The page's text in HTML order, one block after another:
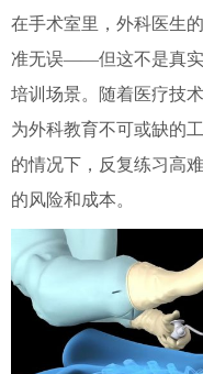
在手术室里，外科医生
准无误——但这不是真实
培训场景。随着医疗技
为外科教育不可或缺的
的情况下，反复练习高
的风险和成本。